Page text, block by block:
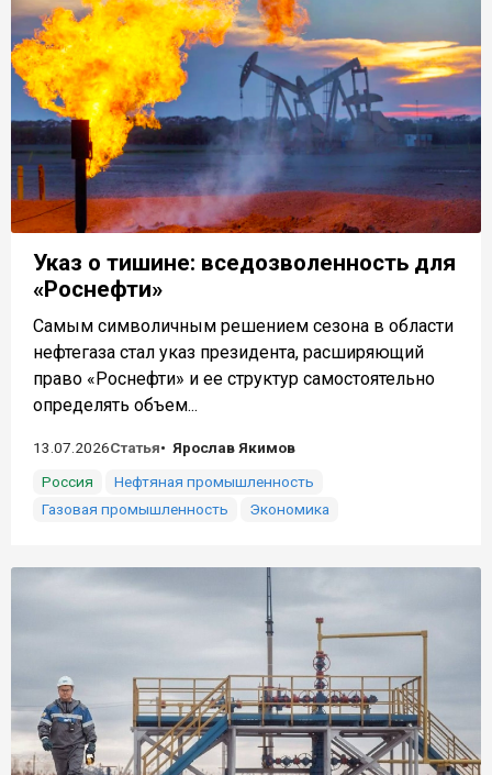
Указ о тишине: вседозволенность для
«Роснефти»
Самым символичным решением сезона в области
нефтегаза стал указ президента, расширяющий
право «Роснефти» и ее структур самостоятельно
определять объем...
13.07.2026Статья
Ярослав Якимов
Россия
Нефтяная промышленность
Газовая промышленность
Экономика